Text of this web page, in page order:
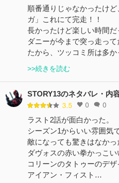
順番通りじゃなかったけ
ガ」これにて完走！！
長かったけど楽しい時間だ
ダニーが今まで突っ走っ
たから、ツッコミ所は多
>>続きを読む
STORY13のネタバレ・内
3.5 0 0
ラスト2話が面白かった。
シーズン1からいい雰囲気
敵になっても驚きはなかっ
ダヴォスの赤い拳かっこい
コリーンのタトゥーのデザ
アイアン・フィスト…